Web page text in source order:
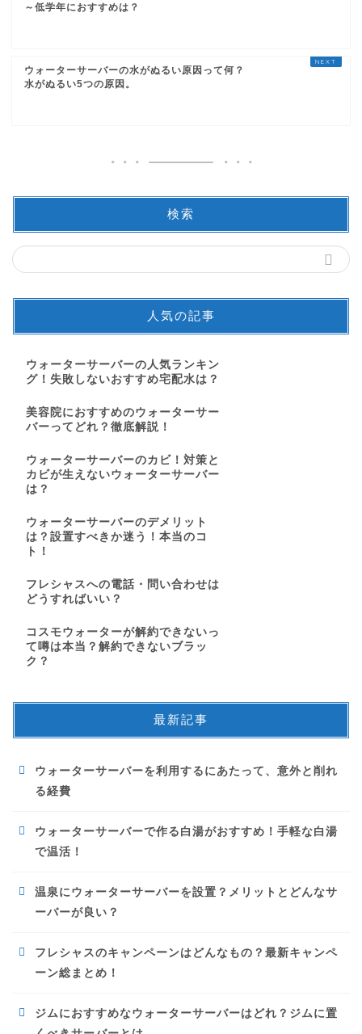
～低学年におすすめは？
ウォーターサーバーの水がぬるい原因って何？
水がぬるい5つの原因。
検索
人気の記事
ウォーターサーバーの人気ランキン
グ！失敗しないおすすめ宅配水は？
美容院におすすめのウォーターサー
バーってどれ？徹底解説！
ウォーターサーバーのカビ！対策と
カビが生えないウォーターサーバー
は？
ウォーターサーバーのデメリット
は？設置すべきか迷う！本当のコ
ト！
フレシャスへの電話・問い合わせは
どうすればいい？
コスモウォーターが解約できないっ
て噂は本当？解約できないブラッ
ク？
最新記事
ウォーターサーバーを利用するにあたって、意外と削れ
る経費
ウォーターサーバーで作る白湯がおすすめ！手軽な白湯
で温活！
温泉にウォーターサーバーを設置？メリットとどんなサ
ーバーが良い？
フレシャスのキャンペーンはどんなもの？最新キャンペ
ーン総まとめ！
ジムにおすすめなウォーターサーバーはどれ？ジムに置